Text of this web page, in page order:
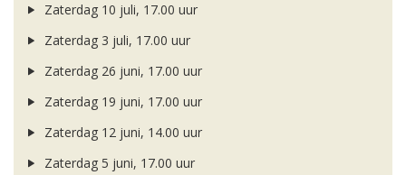
Zaterdag 10 juli, 17.00 uur
Zaterdag 3 juli, 17.00 uur
Zaterdag 26 juni, 17.00 uur
Zaterdag 19 juni, 17.00 uur
Zaterdag 12 juni, 14.00 uur
Zaterdag 5 juni, 17.00 uur